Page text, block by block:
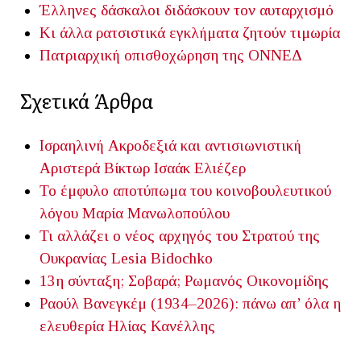
Έλληνες δάσκαλοι διδάσκουν τον αυταρχισμό
Κι άλλα ρατσιστικά εγκλήματα ζητούν τιμωρία
Πατριαρχική οπισθοχώρηση της ΟΝΝΕΔ
Σχετικά Άρθρα
Ισραηλινή Ακροδεξιά και αντισιωνιστική
Αριστερά Βίκτωρ Ισαάκ Ελιέζερ
Το έμφυλο αποτύπωμα του κοινοβουλευτικού
λόγου Μαρία Μανωλοπούλου
Τι αλλάζει ο νέος αρχηγός του Στρατού της
Ουκρανίας Lesia Bidochko
13η σύνταξη; Σοβαρά; Ρωμανός Οικονομίδης
Ραούλ Βανεγκέμ (1934–2026): πάνω απ’ όλα η
ελευθερία Ηλίας Κανέλλης